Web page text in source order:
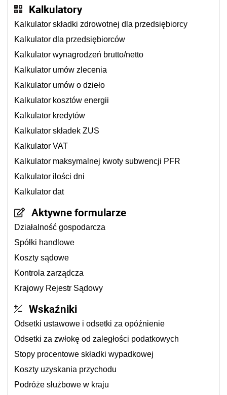
Kalkulatory
Kalkulator składki zdrowotnej dla przedsiębiorcy
Kalkulator dla przedsiębiorców
Kalkulator wynagrodzeń brutto/netto
Kalkulator umów zlecenia
Kalkulator umów o dzieło
Kalkulator kosztów energii
Kalkulator kredytów
Kalkulator składek ZUS
Kalkulator VAT
Kalkulator maksymalnej kwoty subwencji PFR
Kalkulator ilości dni
Kalkulator dat
Aktywne formularze
Działalność gospodarcza
Spółki handlowe
Koszty sądowe
Kontrola zarządcza
Krajowy Rejestr Sądowy
Wskaźniki
Odsetki ustawowe i odsetki za opóźnienie
Odsetki za zwłokę od zaległości podatkowych
Stopy procentowe składki wypadkowej
Koszty uzyskania przychodu
Podróże służbowe w kraju